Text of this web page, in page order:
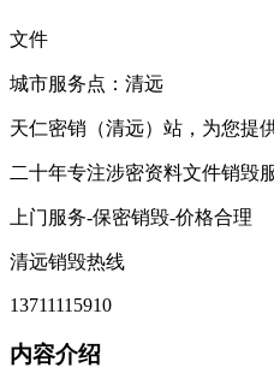
文件
城市服务点：清远
天仁密销（清远）站，为您提
二十年专注涉密资料文件销毁
上门服务-保密销毁-价格合理
清远销毁热线
13711115910
内容介绍